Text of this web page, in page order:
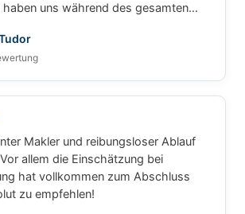
uns während des gesamten
Gewissen weiterempfehlen.
Makler und reibungsloser Ablauf
allem die Einschätzung bei
hat vollkommen zum Abschluss
zu empfehlen!